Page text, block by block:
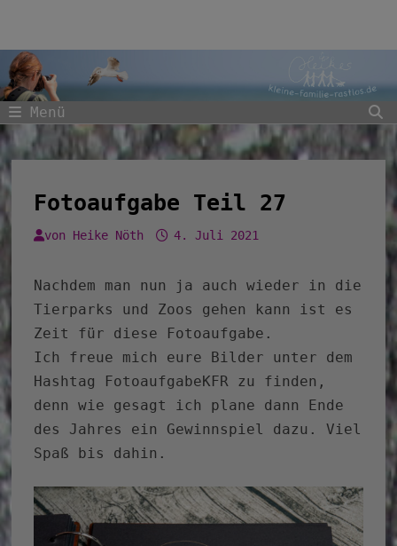
springen
Menü
Fotoaufgabe Teil 27
von Heike Nöth 4. Juli 2021
Nachdem man nun ja auch wieder in die
Tierparks und Zoos gehen kann ist es
Zeit für diese Fotoaufgabe.
Ich freue mich eure Bilder unter dem
Hashtag FotoaufgabeKFR zu finden,
denn wie gesagt ich plane dann Ende
des Jahres ein Gewinnspiel dazu. Viel
Spaß bis dahin.